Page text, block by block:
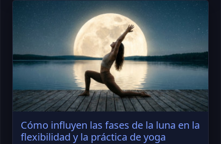
Cómo influyen las fases de la luna en la
flexibilidad y la práctica de yoga